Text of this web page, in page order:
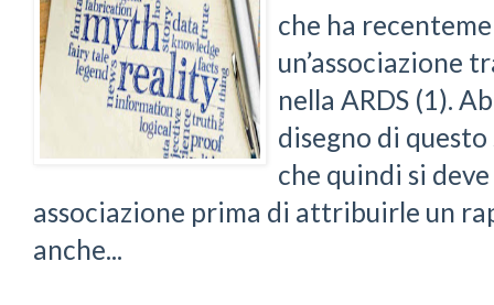
che ha
un’associazione
nella ARDS (1).
disegno di
che quindi si
associazione prima di attribuirle un
anche...